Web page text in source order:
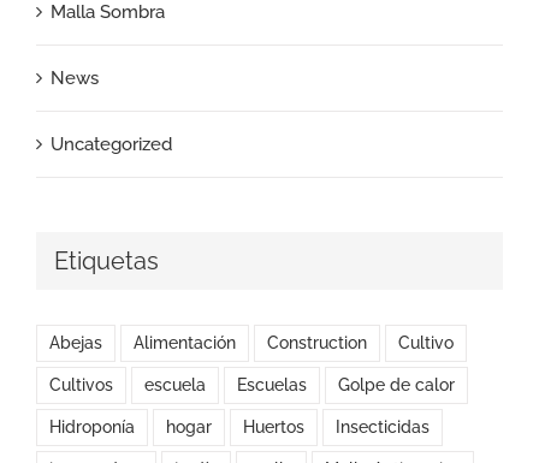
Malla Sombra
News
Uncategorized
Etiquetas
Abejas Alimentación Construction Cultivo
Cultivos escuela Escuelas Golpe de calor
Hidroponía hogar Huertos Insecticidas